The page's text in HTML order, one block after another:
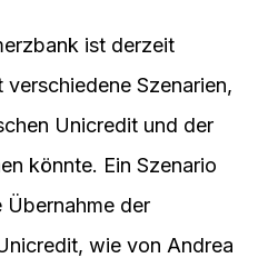
ist derzeit
Szenarien,
Unicredit und der
könnte. Ein Szenario
der
wie von Andrea